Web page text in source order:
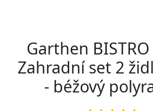
Garthen
Zahradní set 2
- béžový